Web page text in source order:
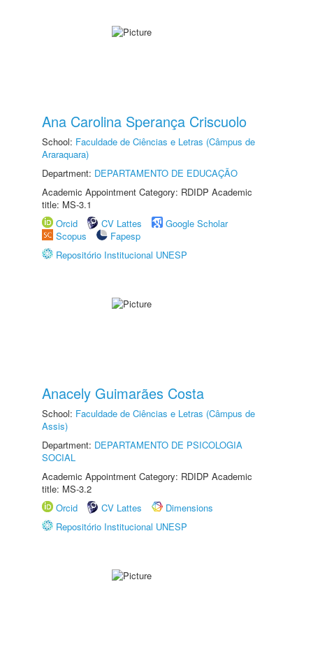
Ana Carolina Sperança Criscuolo
School: Faculdade de Ciências e Letras (Câmpus de
Araraquara)
Department: DEPARTAMENTO DE EDUCAÇÃO
Academic Appointment Category: RDIDP Academic
title: MS-3.1
Orcid
CV Lattes
Google Scholar
Scopus
Fapesp
Repositório Institucional UNESP
Anacely Guimarães Costa
School: Faculdade de Ciências e Letras (Câmpus de
Assis)
Department: DEPARTAMENTO DE PSICOLOGIA
SOCIAL
Academic Appointment Category: RDIDP Academic
title: MS-3.2
Orcid
CV Lattes
Dimensions
Repositório Institucional UNESP